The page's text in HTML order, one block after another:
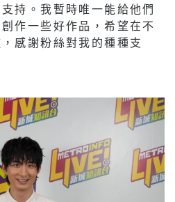
持。我暫時唯一能給他們
作一些好作品，希望在不
感謝粉絲對我的種種支